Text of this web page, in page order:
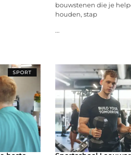
bouwstenen die je
houden, stap
...
SPORT